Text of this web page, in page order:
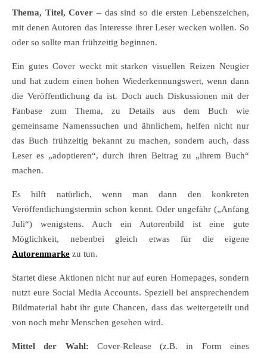
Thema, Titel, Cover – das sind so die ersten Lebenszeichen,
mit denen Autoren das Interesse ihrer Leser wecken wollen. So
oder so sollte man frühzeitig beginnen.
Ein gutes Cover weckt mit starken visuellen Reizen Neugier
und hat zudem einen hohen Wiederkennungswert, wenn dann
die Veröffentlichung da ist. Doch auch Diskussionen mit der
Fanbase zum Thema, zu Details aus dem Buch wie
gemeinsame Namenssuchen und ähnlichem, helfen nicht nur
das Buch frühzeitig bekannt zu machen, sondern auch, dass
Leser es „adoptieren“, durch ihren Beitrag zu „ihrem Buch“
machen.
Es hilft natürlich, wenn man dann den konkreten
Veröffentlichungstermin schon kennt. Oder ungefähr („Anfang
Juli“) wenigstens. Auch ein Autorenbild ist eine gute
Möglichkeit, nebenbei gleich etwas für die eigene
Autorenmarke zu tun.
Startet diese Aktionen nicht nur auf euren Homepages, sondern
nutzt eure Social Media Accounts. Speziell bei ansprechendem
Bildmaterial habt ihr gute Chancen, dass das weitergeteilt und
von noch mehr Menschen gesehen wird.
Mittel der Wahl: Cover-Release (z.B. in Form eines